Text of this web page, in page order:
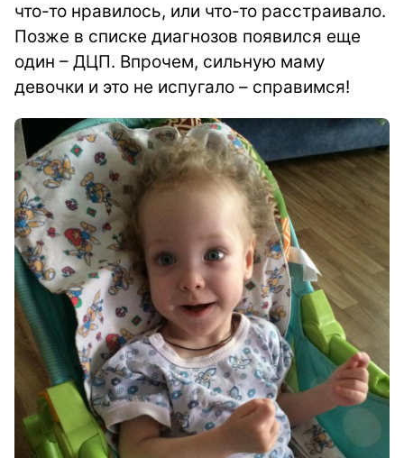
что-то нравилось, или что-то расстраивало.
Позже в списке диагнозов появился еще
один – ДЦП. Впрочем, сильную маму
девочки и это не испугало – справимся!